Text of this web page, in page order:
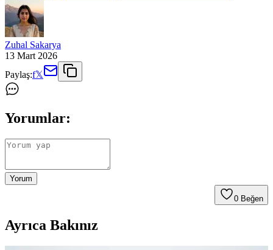
Zuhal Sakarya
13 Mart 2026
Paylaş:f𝕏
Yorumlar:
Yorum
0 Beğen
Ayrıca Bakınız